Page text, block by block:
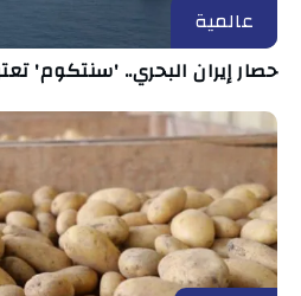
عالمية
حصار إيران البحري.. 'سنتكوم'